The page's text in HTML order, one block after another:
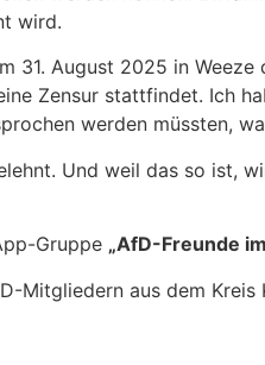
wird.
31. August 2025 in
Zensur stattfindet. Ich
werden müssten,
Und weil das so ist,
Gruppe „AfD-Freunde
Mitgliedern aus dem Kreis